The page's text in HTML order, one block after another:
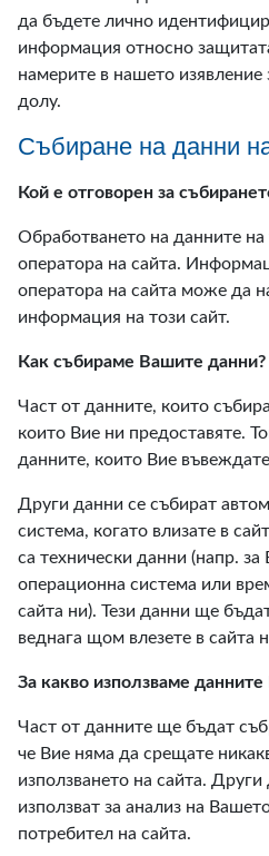
да бъдете лично
информация относно
намерите в нашето
долу.
Събиране на данни
Кой е отговорен за
Обработването на данните на
оператора на сайта.
оператора на сайта може да
информация на този сайт.
Как събираме Вашите данни?
Част от данните, които
които Вие ни предоставяте.
данните, които Вие
Други данни се събират
система, когато влизате в
са технически данни (напр.
операционна система или
сайта ни). Тези данни ще
веднага щом влезете в сайта
За какво използваме данните
Част от данните ще бъдат
че Вие няма да срещате
използването на сайта.
използват за анализ на
потребител на сайта.